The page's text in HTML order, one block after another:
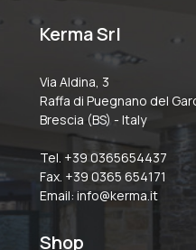
Kerma Srl
Via Aldina, 3
Raffa di Puegnano del
Brescia (BS) - Italy
Tel. +39 0365654437
Fax. +39 0365 654171
Email: info@kerma.it
Shop